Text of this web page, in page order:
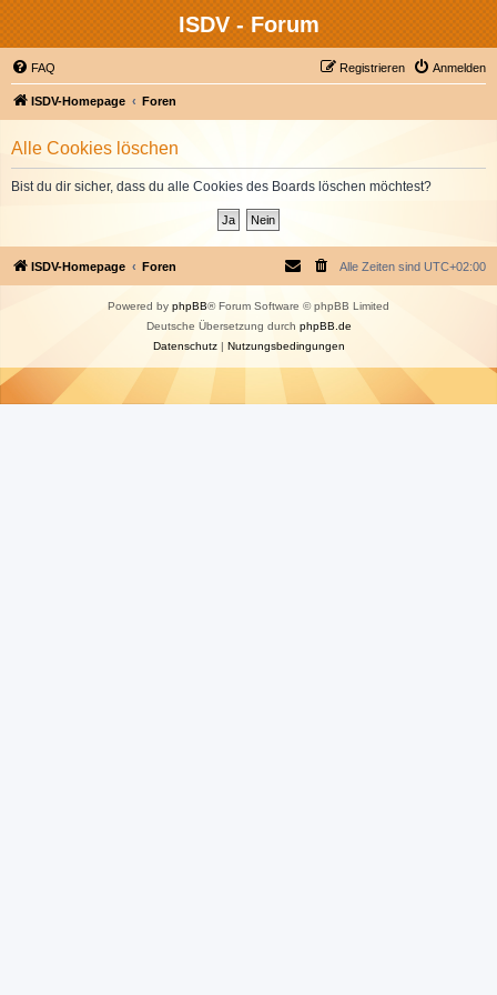
ISDV - Forum
FAQ Anmelden
Registrieren
ISDV-Homepage Foren
Alle Cookies löschen
Bist du dir sicher, dass du alle Cookies des Boards löschen möchtest?
ISDV-Homepage Foren Alle Zeiten sind UTC+02:00
Powered by phpBB® Forum Software © phpBB Limited
Deutsche Übersetzung durch phpBB.de
Datenschutz| Nutzungsbedingungen